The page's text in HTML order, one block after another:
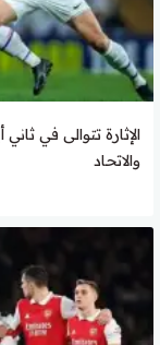
والاتحاد